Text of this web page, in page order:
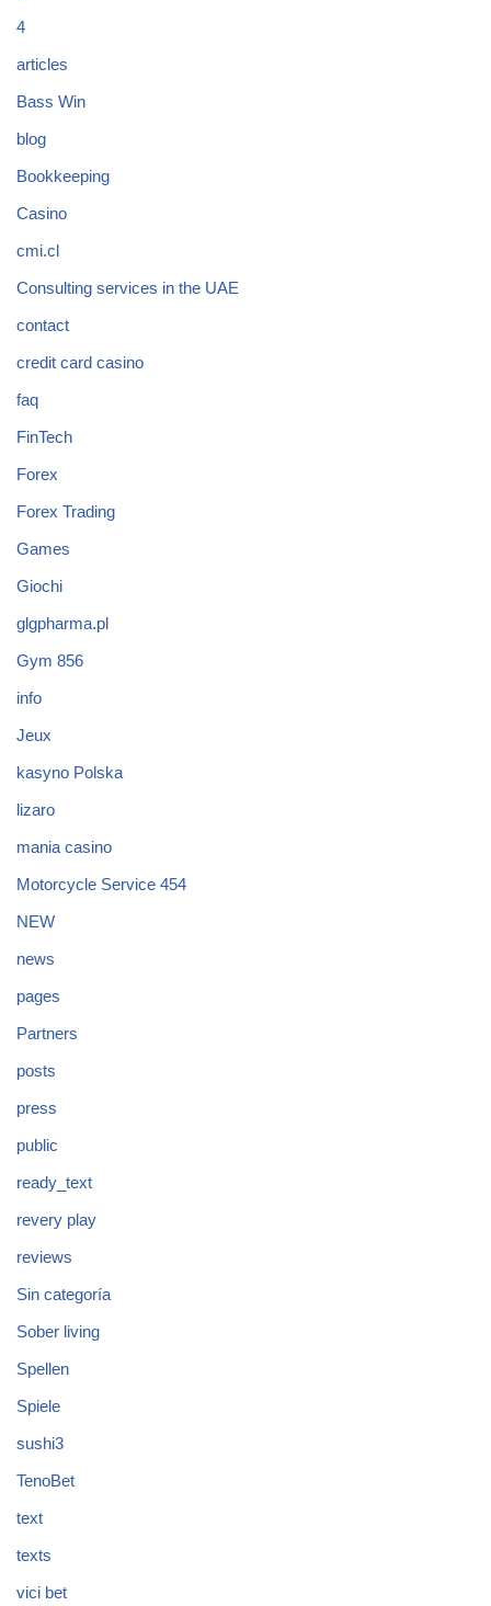
4
articles
Bass Win
blog
Bookkeeping
Casino
cmi.cl
Consulting services in the UAE
contact
credit card casino
faq
FinTech
Forex
Forex Trading
Games
Giochi
glgpharma.pl
Gym 856
info
Jeux
kasyno Polska
lizaro
mania casino
Motorcycle Service 454
NEW
news
pages
Partners
posts
press
public
ready_text
revery play
reviews
Sin categoría
Sober living
Spellen
Spiele
sushi3
TenoBet
text
texts
vici bet